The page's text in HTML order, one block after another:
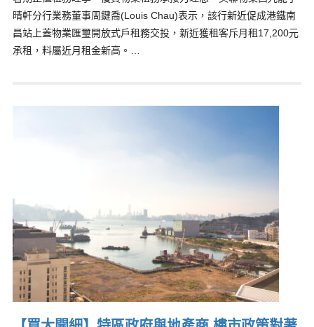
晴軒分行業務董事周鍵喬(Louis Chau)表示，該行新近促成港鐵南
昌站上蓋物業匯璽開放式戶租務交投，新近獲租客斥月租17,200元
承租，料屬近月租金新高。…